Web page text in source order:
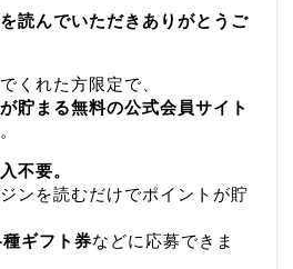
読んでいただきありがとうご
くれた方限定で、
貯まる無料の公式会員サイト
不要。
ンを読むだけでポイントが貯
ギフト券などに応募できま